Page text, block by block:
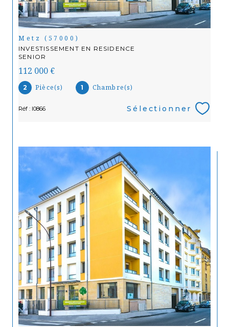
Metz (57000)
INVESTISSEMENT EN RESIDENCE
SENIOR
112 000 €
2 Pièce(s) 1 Chambre(s)
Réf : I0866 Sélectionner